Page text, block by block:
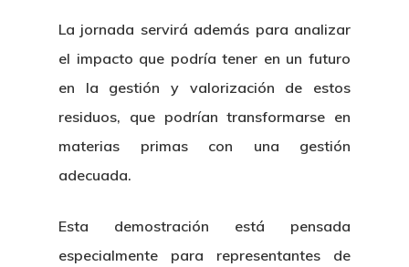
La jornada servirá además para analizar
el impacto que podría tener en un futuro
en la gestión y valorización de estos
residuos, que podrían transformarse en
materias primas con una gestión
adecuada.
Esta demostración está pensada
especialmente para representantes de